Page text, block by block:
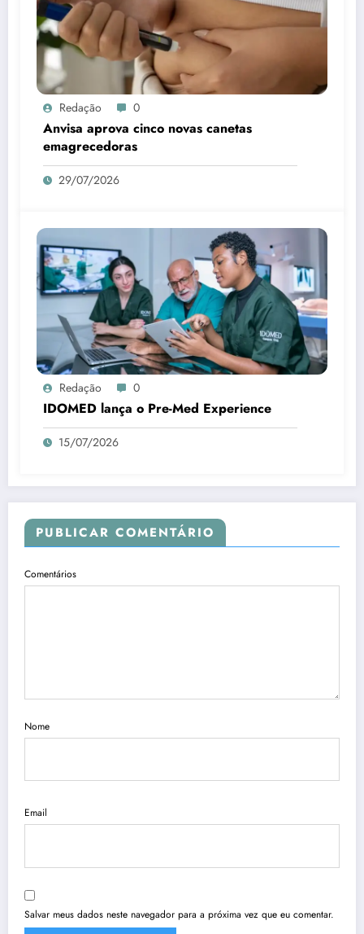
Redação 0
Anvisa aprova cinco novas canetas
emagrecedoras
29/07/2026
Redação 0
IDOMED lança o Pre-Med Experience
15/07/2026
PUBLICAR COMENTÁRIO
Comentários
Nome
Email
Salvar meus dados neste navegador para a próxima vez que eu comentar.